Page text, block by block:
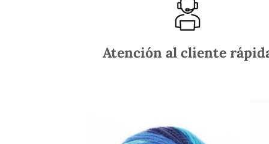
Atención al cliente